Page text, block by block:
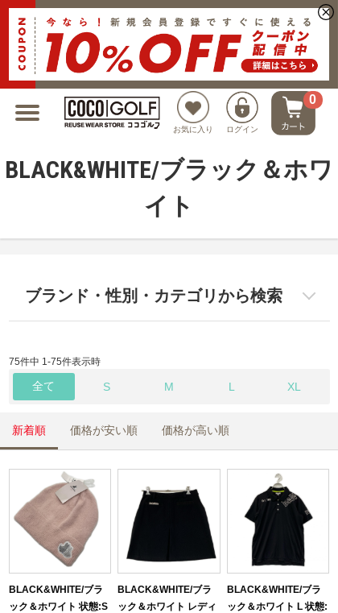
お気に入り ログイン
0
新規会員登録でクーポンプレゼント
BLACK&WHITE/ブラック＆ホワ
イト
ブランド・性別・カテゴリから検索
75件中 1-75件表示時
全て S M L XL
新着順 価格が安い順 価格が高い順
BLACK&WHITE/ブラ
ック＆ホワイト 状態:S
BLACK&WHITE/ブラ
ック＆ホワイト レディ
BLACK&WHITE/ブラ
ック＆ホワイト L 状態: